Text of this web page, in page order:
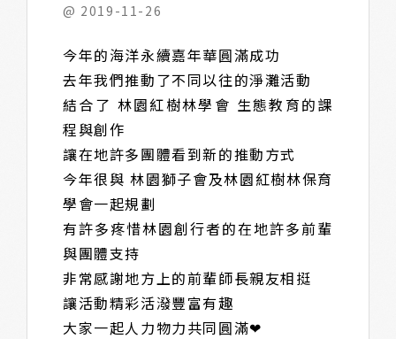
@ 2019-11-26
今年的海洋永續嘉年華圓滿成功
去年我們推動了不同以往的淨灘活動
結合了 林園紅樹林學會 生態教育的課
程與創作
讓在地許多團體看到新的推動方式
今年很與 林園獅子會及林園紅樹林保育
學會一起規劃
有許多疼惜林園創行者的在地許多前輩
與團體支持
非常感謝地方上的前輩師長親友相挺
讓活動精彩活潑豐富有趣
大家一起人力物力共同圓滿❤